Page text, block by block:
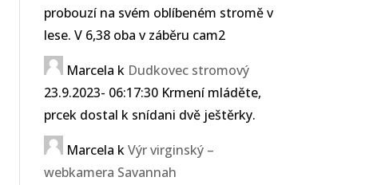
probouzí na svém oblíbeném stromě v
lese. V 6,38 oba v záběru cam2
Marcela k Dudkovec stromový
23.9.2023- 06:17:30 Krmení mláděte,
prcek dostal k snídani dvě ještěrky.
Marcela kVýr virginský –
webkamera Savannah